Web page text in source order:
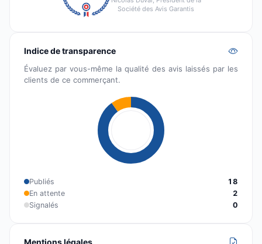
Société des Avis Garantis
Indice de transparence
Évaluez par vous-même la qualité des avis laissés par les
clients de ce commerçant.
Publiés
18
En attente
2
Signalés
0
Mentions légales